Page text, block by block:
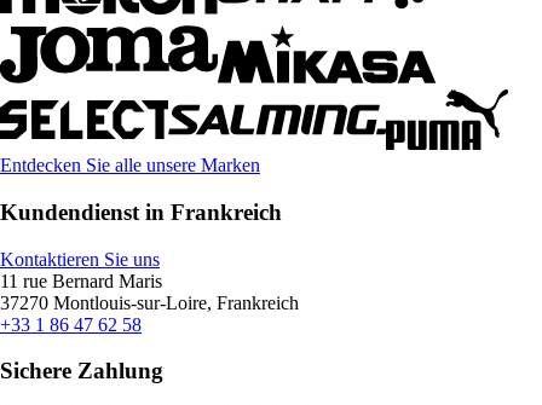
Entdecken Sie alle unsere Marken
Kundendienst in Frankreich
Kontaktieren Sie uns
11 rue Bernard Maris
37270 Montlouis-sur-Loire, Frankreich
+33 1 86 47 62 58
Sichere Zahlung